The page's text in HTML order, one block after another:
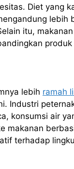
Diet yang
lebih
itu,
lebih ramah
Industri
konsumsi air
makanan
terhadap